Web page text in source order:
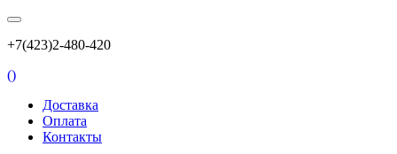
+7(423)2-480-420
()
Доставка
Оплата
Контакты